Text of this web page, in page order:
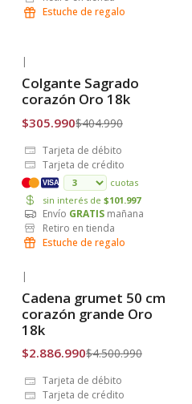
Estuche de regalo
Envío Gratis
|
Colgante Sagrado
corazón Oro 18k
$305.990$404.990
Tarjeta de débito
Tarjeta de crédito
VISA
cuotas
sin interés de $101.997
Envío GRATIS mañana
Retiro en tienda
Estuche de regalo
Envío Gratis
|
Cadena grumet 50 cm
corazón grande Oro
18k
$2.886.990$4.500.990
Tarjeta de débito
Tarjeta de crédito